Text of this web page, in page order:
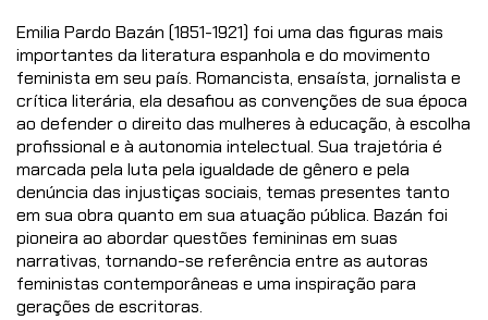
Emilia Pardo Bazán (1851-1921) foi uma das figuras mais
importantes da literatura espanhola e do movimento
feminista em seu país. Romancista, ensaísta, jornalista e
crítica literária, ela desafiou as convenções de sua época
ao defender o direito das mulheres à educação, à escolha
profissional e à autonomia intelectual. Sua trajetória é
marcada pela luta pela igualdade de gênero e pela
denúncia das injustiças sociais, temas presentes tanto
em sua obra quanto em sua atuação pública. Bazán foi
pioneira ao abordar questões femininas em suas
narrativas, tornando-se referência entre as autoras
feministas contemporâneas e uma inspiração para
gerações de escritoras.